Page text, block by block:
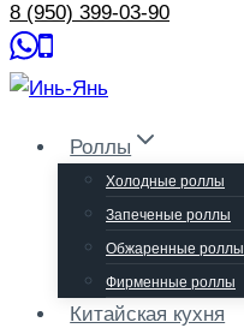
8 (950) 399-03-90
Роллы
Холодные роллы
Запеченые роллы
Обжаренные роллы
Фирменные роллы
Китайская кухня